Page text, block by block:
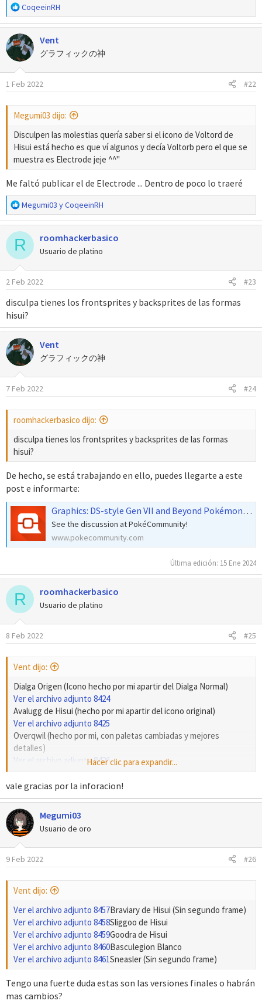
R
e
a
c
c
i
o
n
:
CoqeeinRH
Vent
グラフィックの神
1 Feb 2022 #22
Megumi03 dijo:
Disculpen las molestias quería saber si el icono de Voltord de
Hisui está hecho es que ví algunos y decía Voltorb pero el que se
muestra es Electrode jeje ^^"
Me faltó publicar el de Electrode ... Dentro de poco lo traeré
R
e
a
c
c
i
o
n
s
:
Megumi03 yCoqeeinRH
R roomhackerbasico
Usuario de platino
2 Feb 2022 #23
disculpa tienes los frontsprites y backsprites de las formas
hisui?
Vent
グラフィックの神
7 Feb 2022 #24
roomhackerbasico dijo:
disculpa tienes los frontsprites y backsprites de las formas
hisui?
De hecho, se está trabajando en ello, puedes llegarte a este
post e informarte:
Graphics: DS-style Gen VII and Beyond Pokémon Sprite Repository in 64x64
See the discussion at PokéCommunity!
www.pokecommunity.com
Última edición: 15 Ene 2024
R roomhackerbasico
Usuario de platino
8 Feb 2022 #25
Vent dijo:
Dialga Origen (Icono hecho por mi apartir del Dialga Normal)
Ver el archivo adjunto 8424
Avalugg de Hisui (hecho por mi apartir del icono original)
Ver el archivo adjunto 8425
Overqwil (hecho por mi, con paletas cambiadas y mejores
detalles)
Ver el archivo adjunto 8426
Ver el archivo adjunto 8427
De hecho, se está trabajando en ello, puedes llegarte a este
post e informarte:
Graphics: DS-style Gen VII and Beyond Pokémon Sprite Repository in 64x64
Hacer clic para expandir...
vale gracias por la inforacion!
Megumi03
Usuario de oro
9 Feb 2022 #26
Vent dijo:
Ver el archivo adjunto 8457Braviary de Hisui (Sin segundo frame)
Ver el archivo adjunto 8458Sliggoo de Hisui
Ver el archivo adjunto 8459Goodra de Hisui
Ver el archivo adjunto 8460Basculegion Blanco
Ver el archivo adjunto 8461Sneasler (Sin segundo frame)
Tengo una fuerte duda estas son las versiones finales o habrán
mas cambios?